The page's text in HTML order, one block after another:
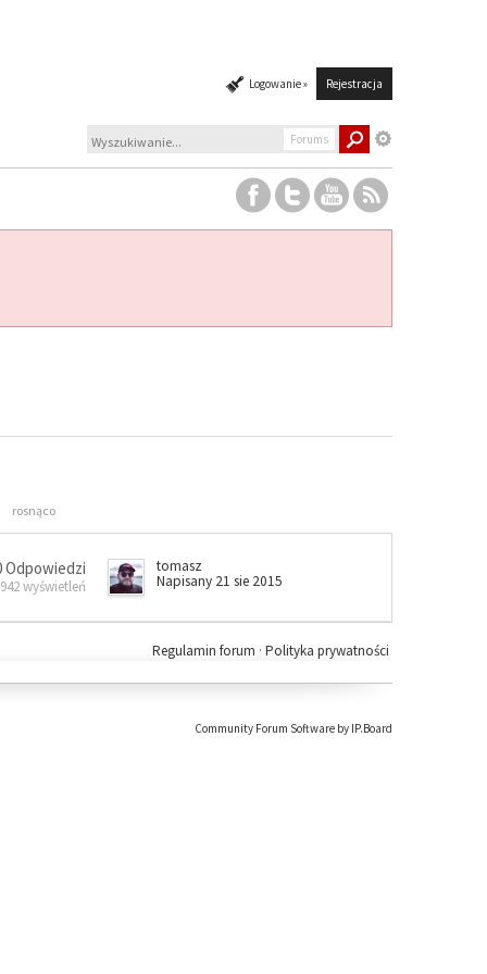
Logowanie » Rejestracja
Forums
rosnąco
Odpowiedzi
wyświetleń
tomasz
Napisany 21 sie 2015
Polityka prywatności
Regulamin forum ·
Community Forum Software by IP.Board